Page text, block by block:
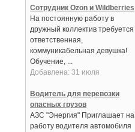
Сотрудник Ozon и Wildberries
На постоянную работу в
дружный коллектив требуется
ответственная,
коммуникабельная девушка!
Обучение, ...
Добавлена: 31 июля
Водитель для перевозки
опасных грузов
АЗС "Энергия" Приглашает на
работу водителя автомобиля